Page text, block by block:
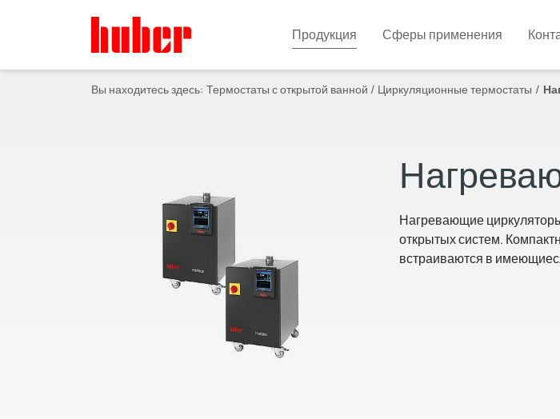
Продукция Сферы применения
Вы находитесь здесь: Термостаты с открытой ванной / Циркуляционные термостаты
Нагревающие
открытых систем.
встраиваются в